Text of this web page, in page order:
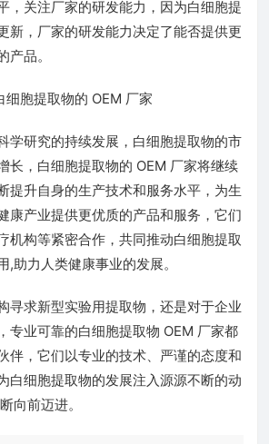
，关注厂家的研发能力，因为白细胞提
新，厂家的研发能力决定了能否提供更
产品。
学研究的持续发展，白细胞提取物的市
长，白细胞提取物的 OEM 厂家将继续
提升自身的生产技术和服务水平，为生
康产业提供更优质的产品和服务，它们
机构等紧密合作，共同推动白细胞提取
,助力人类健康事业的发展。
寻求新型实验用提取物，还是对于企业
专业可靠的白细胞提取物 OEM 厂家都
伴，它们以专业的技术、严谨的态度和
白细胞提取物的发展注入源源不断的动
向前迈进。